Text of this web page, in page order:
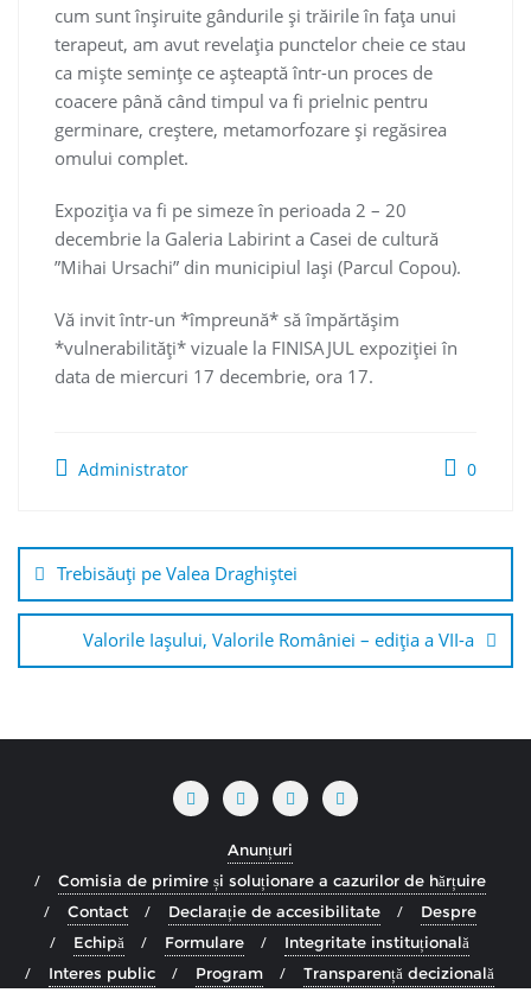
cum sunt înșiruite gândurile și trăirile în fața unui
terapeut, am avut revelația punctelor cheie ce stau
ca miște semințe ce așteaptă într-un proces de
coacere până când timpul va fi prielnic pentru
germinare, creștere, metamorfozare și regăsirea
omului complet.
Expoziția va fi pe simeze în perioada 2 – 20
decembrie la Galeria Labirint a Casei de cultură
”Mihai Ursachi” din municipiul Iași (Parcul Copou).
Vă invit într-un *împreună* să împărtășim
*vulnerabilități* vizuale la FINISAJUL expoziției în
data de miercuri 17 decembrie, ora 17.
Administrator 0
în
articole
Trebisăuți pe Valea Draghiștei
Valorile Iașului, Valorile României – ediția a VII-a
Anunțuri
Comisia de primire și soluționare a cazurilor de hărțuire
Contact
Declarație de accesibilitate
Despre
Echipă
Formulare
Integritate instituțională
Interes public
Program Transparență decizională